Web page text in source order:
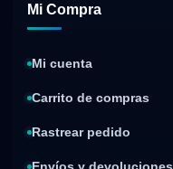
Mi Compra
Mi cuenta
Carrito de compras
Rastrear pedido